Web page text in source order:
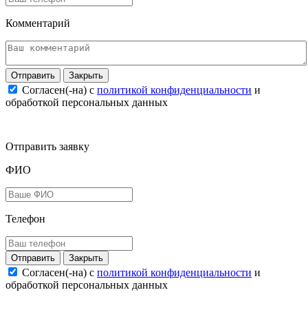
Комментарий
Закрыть
Согласен(-на) c политикой конфиденциальности и
обработкой персональных данных
Отправить заявку
ФИО
Телефон
Закрыть
Согласен(-на) c политикой конфиденциальности и
обработкой персональных данных